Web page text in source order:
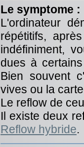
Le symptome :
L'ordinateur
répétitifs,
indéfiniment,
dues à
Bien souvent
vives ou la
Le reflow de
Il existe deux
Reflow hybride.